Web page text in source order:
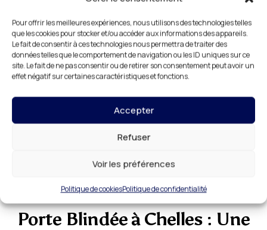
Pour offrir les meilleures expériences, nous utilisons des technologies telles
que les cookies pour stocker et/ou accéder aux informations des appareils.
Le fait de consentir à ces technologies nous permettra de traiter des
données telles que le comportement de navigation ou les ID uniques sur ce
site. Le fait de ne pas consentir ou de retirer son consentement peut avoir un
effet négatif sur certaines caractéristiques et fonctions.
Accepter
Refuser
Voir les préférences
Politique de cookiesPolitique de confidentialité
uneassistance rapideen toutes circonstances.
Qu’il s’agisse d’uneporte bloquée, d’unchangement
de serrure, ou de toute autre situation d’urgence,
en toute sécurité.DR HABITAT
disponibilité totale
Porte Blindée à Chelles : Une